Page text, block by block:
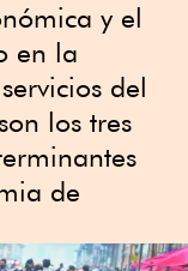
y el
en la
del
los tres
de